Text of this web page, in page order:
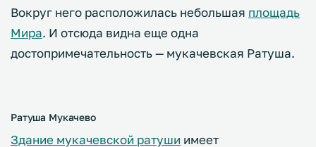
Вокруг него расположилась небольшая площадь
Мира. И отсюда видна еще одна
достопримечательность — мукачевская Ратуша.
Ратуша Мукачево
Здание мукачевской ратуши имеет